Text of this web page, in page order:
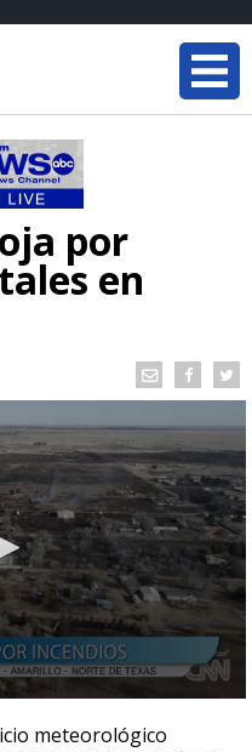
por
en
meteorológico